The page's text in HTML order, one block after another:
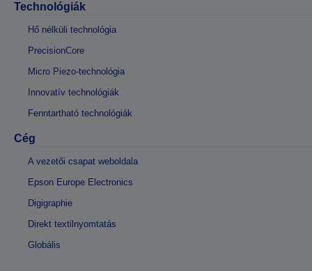
Technológiák
Hő nélküli technológia
PrecisionCore
Micro Piezo-technológia
Innovatív technológiák
Fenntartható technológiák
Cég
A vezetői csapat weboldala
Epson Europe Electronics
Digigraphie
Direkt textilnyomtatás
Globális